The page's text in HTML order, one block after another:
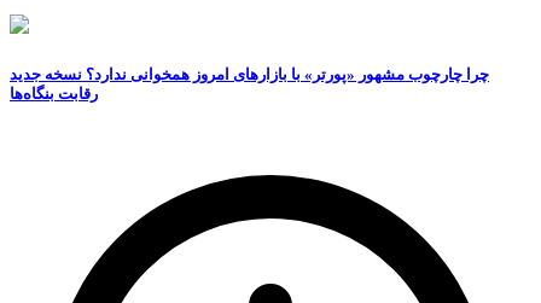
چرا چارچوب مشهور «پورتر» با بازارهای امروز همخوانی ندارد؟ نسخه جدید
رقابت‌ بنگاه‌ها